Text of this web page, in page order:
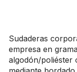
Sudaderas
empresa en
algodón/poliéster